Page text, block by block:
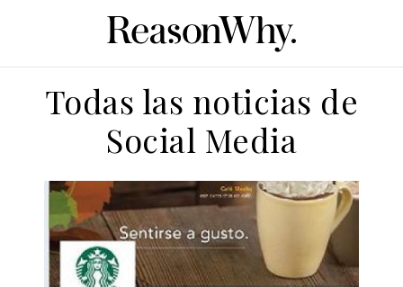
Todas las noticias de
Social Media